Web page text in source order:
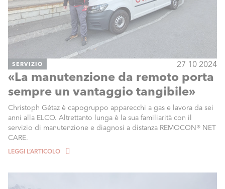
SERVIZIO 27 10 2024
«La manutenzione da remoto porta
sempre un vantaggio tangibile»
Christoph Gétaz è capogruppo apparecchi a gas e lavora da sei
anni alla ELCO. Altrettanto lunga è la sua familiarità con il
servizio di manutenzione e diagnosi a distanza REMOCON® NET
CARE.
LEGGI L’ARTICOLO